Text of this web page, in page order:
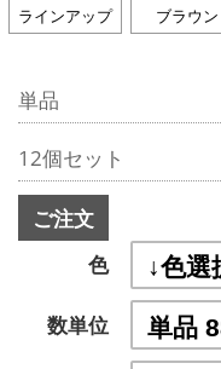
ラインアップ ブラウン
単品
12個セット
ご注文
色
数単位